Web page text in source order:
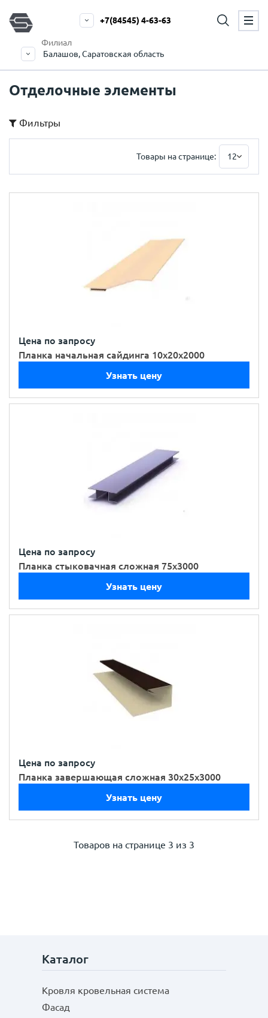
Филиал
Балашов, Саратовская область
+7(84545) 4-63-63
Отделочные элементы
Фильтры
Товары на странице: 12
Цена по запросу
Планка начальная сайдинга 10х20х2000
Узнать цену
Цена по запросу
Планка стыковачная сложная 75х3000
Узнать цену
Цена по запросу
Планка завершающая сложная 30х25х3000
Узнать цену
Товаров на странице 3 из 3
Каталог
Кровля кровельная система
Фасад